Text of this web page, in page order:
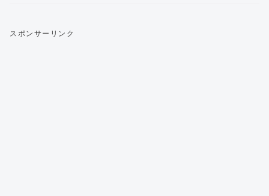
スポンサーリンク